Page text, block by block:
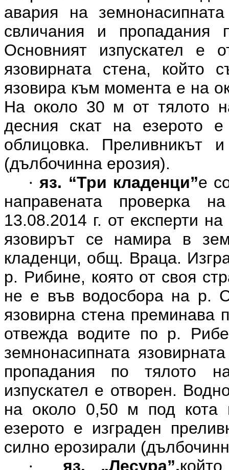
авария на
свличания и пропадания
Основният изпускател е
язовирната стена, който
язовира към момента е на
На около 30 м от тялото
десния скат на езерото
облицовка. Преливникът
(дълбочинна ерозия).
· яз. “Три кладенци”е
направената проверка
13.08.2014 г. от експерти
язовирът се намира в
кладенци, общ. Враца.
р. Рибине, която от своя
не е във водосбора на р.
язовирна стена преминава
отвежда водите по р.
земнонасипната
пропадания по тялото
изпускател е отворен.
на около 0,50 м под кота
езерото е изграден
силно ерозирали
· яз. „Лесура”,